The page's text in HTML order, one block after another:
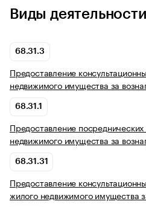
Виды деятельности
68.31.3
Предоставление
недвижимого имущества за
68.31.1
Предоставление
недвижимого имущества за
68.31.31
Предоставление
жилого недвижимого имущества